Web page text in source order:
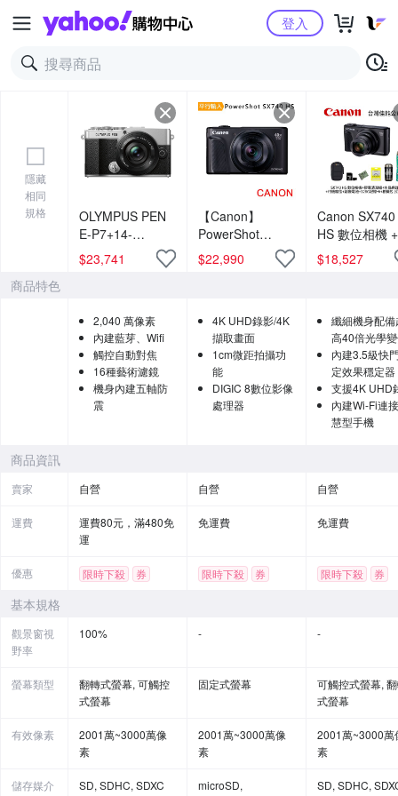
Yahoo購物中心登入
隱藏
相同
規格
OLYMPUS PEN
E-P7+14-
42mmF3.5-5.6
鏡頭組 (公司貨)
$23,741
【Canon】
PowerShot
SX740 HS 40倍
光學變焦4K數位
$22,990
Canon SX740
HS 數位相機
囊清潔組 + 水
保護鏡 + 相機
機包 (公司貨)
$18,527
商品特色
2,040 萬像素
內建藍芽、Wifi
觸控自動對焦
16種藝術濾鏡
機身內建五軸防
震
4K UHD錄影/4K
擷取畫面
1cm微距拍攝功
能
DIGIC 8數位影像
處理器
纖細機身配備
高40倍光學
內建3.5級快
定效果穩定器
支援4K UHD
內建Wi-Fi連
慧型手機
商品資訊
賣家 自營 自營 自營
運費
運費80元，滿480免
運
免運費 免運費
優惠 限時下殺 券 限時下殺 券 限時下殺 券
基本規格
觀景窗視
野率
100% - -
螢幕類型
翻轉式螢幕, 可觸控
式螢幕
固定式螢幕
可觸控式螢幕,
式螢幕
有效像素
2001萬~3000萬像
素
2001萬~3000萬像
素
2001萬~3000萬
素
儲存媒介 SD, SDHC, SDXC
microSD,
SD, SDHC,